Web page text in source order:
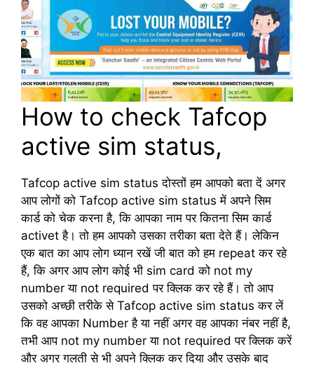
How to check Tafcop
active sim status,
Tafcop active sim status दोस्तों हम आपको बता दें अगर
आप लोगों को Tafcop active sim status में अपने सिम
कार्ड को चेक करना है, कि आपका नाम पर कितना सिम कार्ड
activet है। तो हम आपको उसका तरीका बता देते हैं। लेकिन
एक बात का आप लोग ध्यान रखें जी बात को हम repeat कर रहे
हैं, कि अगर आप लोग कोई भी sim card को not my
number या not required पर क्लिक कर रहे हैं। तो आप
उसको अच्छी तरीके से Tafcop active sim status कर लें
कि वह आपका Number है या नहीं अगर वह आपका नंबर नहीं है,
तभी आप not my number या not required पर क्लिक करें
और अगर गलती से भी अपने क्लिक कर दिया और उसके बाद